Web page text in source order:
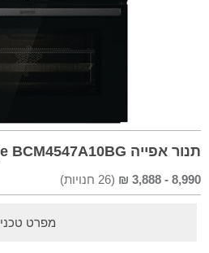
תנור אפייה Gorenje BCM4547A10BG
8,990
-
3,888
₪
(
26 חנויות)
מפרט טכני